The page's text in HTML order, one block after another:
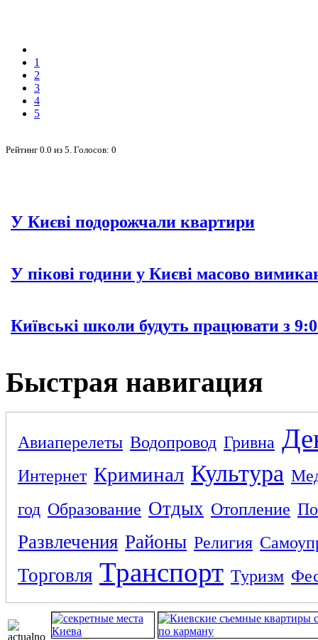
1
2
3
4
5
Рейтинг 0.0 из 5 . Голосов: 0
У Києві подорожчали квартири
У пікові години у Києві масово
Київські школи будуть працювати з
Быстрая навигация
Авиаперелеты Водопровод Гривна
Интернет Криминал Культура
год Образование Отдых Отопление
Развлечения Районы Религия
Торговля Транспорт Туризм